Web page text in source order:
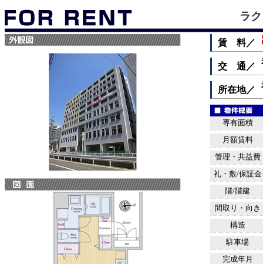
ラ
賃 料／
交 通／
所在地／
専有面積
月額賃料
管理・共益費
礼・敷/保証金
階/階建
間取り・向き
構造
駐車場
完成年月